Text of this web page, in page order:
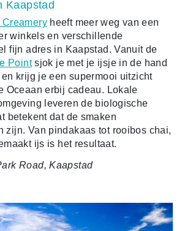
Kaapstad
Creameryheeft meer weg van een
winkels en verschillende
fijn adres in Kaapstad. Vanuit de
Pointsjok je met je ijsje in de hand
krijg je een supermooi uitzicht
Oceaan erbij cadeau. Lokale
leveren de biologische
betekent dat de smaken
zijn. Van pindakaas tot rooibos chai,
ijs is het resultaat.
Road, Kaapstad